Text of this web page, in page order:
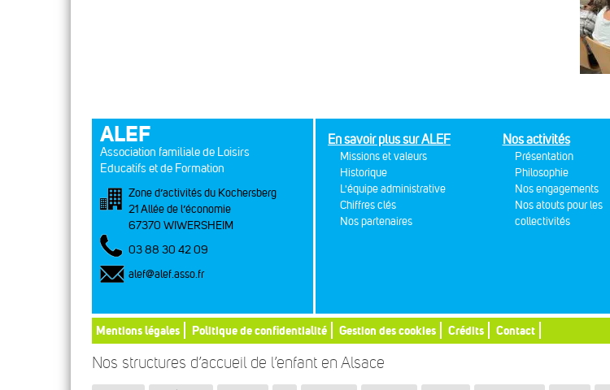
ALEF
Association familiale de Loisirs
Educatifs et de Formation
Zone d’activités du Kochersberg
21 Allée de l’économie
67370 WIWERSHEIM
03 88 30 42 09
alef@alef.asso.fr
En savoir plus sur ALEF
Missions et valeurs
Historique
L'équipe administrative
Chiffres clés
Nos partenaires
Nos activités
Présentation
Philosophie
Nos engagements
Nos atouts pour les
collectivités
Mentions légales Politique de confidentialité Gestion des cookies Crédits Contact
Nos structures d’accueil de l’enfant en Alsace